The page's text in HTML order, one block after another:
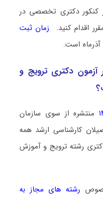
کنکور دکتری تخصصی در
اقدام کنید.
زمان ثبت
آذرماه است.
دکتری ﺗﺮوﻳﺞ و
منتشره از سوی سازمان
کارشناسی ارشد همه
رشته ﺗﺮوﻳﺞ و آﻣﻮزش
رشته های مجاز به